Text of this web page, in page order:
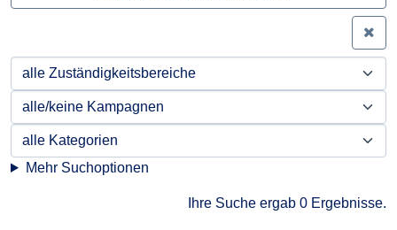
Mehr Suchoptionen
Ihre Suche ergab 0 Ergebnisse.